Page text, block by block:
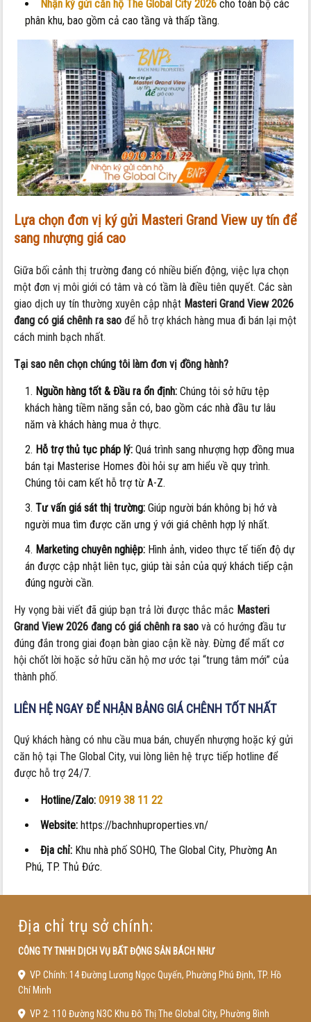
Nhận ký gửi căn hộ The Global City 2026 cho toàn bộ các
phân khu, bao gồm cả cao tầng và thấp tầng.
Lựa chọn đơn vị ký gửi Masteri Grand View uy tín để
sang nhượng giá cao
Giữa bối cảnh thị trường đang có nhiều biến động, việc lựa chọn
một đơn vị môi giới có tâm và có tầm là điều tiên quyết. Các sàn
giao dịch uy tín thường xuyên cập nhật Masteri Grand View 2026
đang có giá chênh ra sao để hỗ trợ khách hàng mua đi bán lại một
cách minh bạch nhất.
Tại sao nên chọn chúng tôi làm đơn vị đồng hành?
Nguồn hàng tốt & Đầu ra ổn định: Chúng tôi sở hữu tệp
khách hàng tiềm năng sẵn có, bao gồm các nhà đầu tư lâu
năm và khách hàng mua ở thực.
Hỗ trợ thủ tục pháp lý: Quá trình sang nhượng hợp đồng mua
bán tại Masterise Homes đòi hỏi sự am hiểu về quy trình.
Chúng tôi cam kết hỗ trợ từ A-Z.
Tư vấn giá sát thị trường: Giúp người bán không bị hớ và
người mua tìm được căn ưng ý với giá chênh hợp lý nhất.
Marketing chuyên nghiệp: Hình ảnh, video thực tế tiến độ dự
án được cập nhật liên tục, giúp tài sản của quý khách tiếp cận
đúng người cần.
Hy vọng bài viết đã giúp bạn trả lời được thắc mắc Masteri
Grand View 2026 đang có giá chênh ra sao và có hướng đầu tư
đúng đắn trong giai đoạn bàn giao cận kề này. Đừng để mất cơ
hội chốt lời hoặc sở hữu căn hộ mơ ước tại “trung tâm mới” của
thành phố.
LIÊN HỆ NGAY ĐỂ NHẬN BẢNG GIÁ CHÊNH TỐT NHẤT
Quý khách hàng có nhu cầu mua bán, chuyển nhượng hoặc ký gửi
căn hộ tại The Global City, vui lòng liên hệ trực tiếp hotline để
được hỗ trợ 24/7.
Hotline/Zalo:0919 38 11 22
Website: https://bachnhuproperties.vn/
Địa chỉ: Khu nhà phố SOHO, The Global City, Phường An
Phú, TP. Thủ Đức.
Địa chỉ trụ sở chính:
CÔNG TY TNHH DỊCH VỤ BẤT ĐỘNG SẢN BÁCH NHƯ
VP Chính: 14 Đường Lương Ngọc Quyến, Phường Phú Định, TP. Hồ
Chí Minh
VP 2: 110 Đường N3C Khu Đô Thị The Global City, Phường Bình